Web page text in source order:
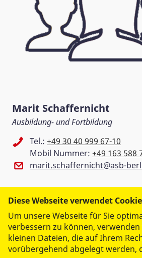
Marit Schaffernicht
Ausbildung- und Fortbildung
Tel.: +49 30 40 999 67-10
Mobil Nummer: +49 163 588
marit.schaffernicht@asb-
ASB Regionalverband
Nordwest e.V.
Flottenstraße 61
13407 Berlin
Diese Webseite verwendet
Um unsere Webseite für Sie
verbessern zu können,
kleinen Dateien, die auf Ihrem
vorübergehend abgelegt werden,